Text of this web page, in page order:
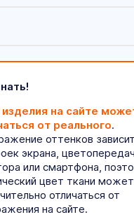
на сайте
от реального.
оттенков
экрана,
или смартфона,
цвет ткани может
отличаться от
на сайте.